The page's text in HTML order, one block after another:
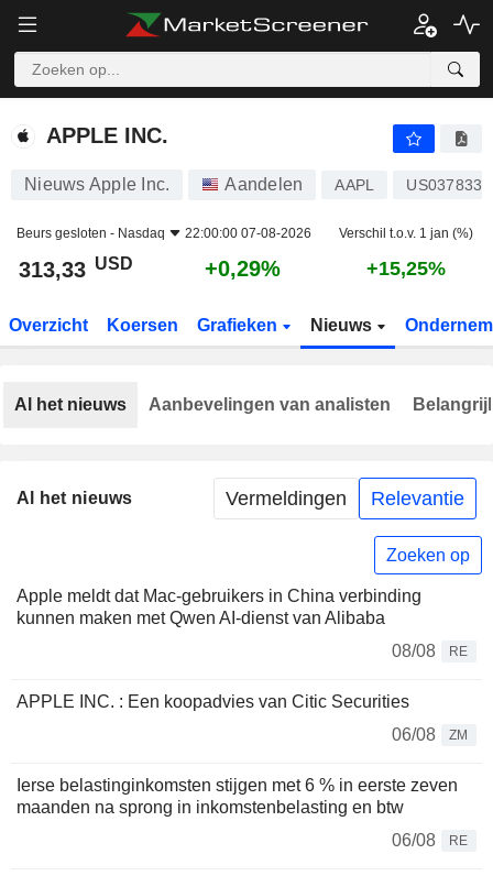
APPLE INC.
APPLE INC.
Nieuws Apple Inc. Aandelen AAPL
Beurs gesloten - Nasdaq 22:00:00 07-08-2026 Verschil t.o.v. 1 jan (%)
313,33 USD +0,29% +15,25%
Overzicht Koersen Grafieken Nieuws
Al het nieuws Vermeldingen Relevantie
Zoeken op
Apple meldt dat Mac-gebruikers in China verbinding
kunnen maken met Qwen AI-dienst van Alibaba
08/08
RE
APPLE INC. : Een koopadvies van Citic Securities
06/08
ZM
Ierse belastinginkomsten stijgen met 6 % in eerste zeven
maanden na sprong in inkomstenbelasting en btw
06/08
RE
Al het nieuws Aanbevelingen van analisten